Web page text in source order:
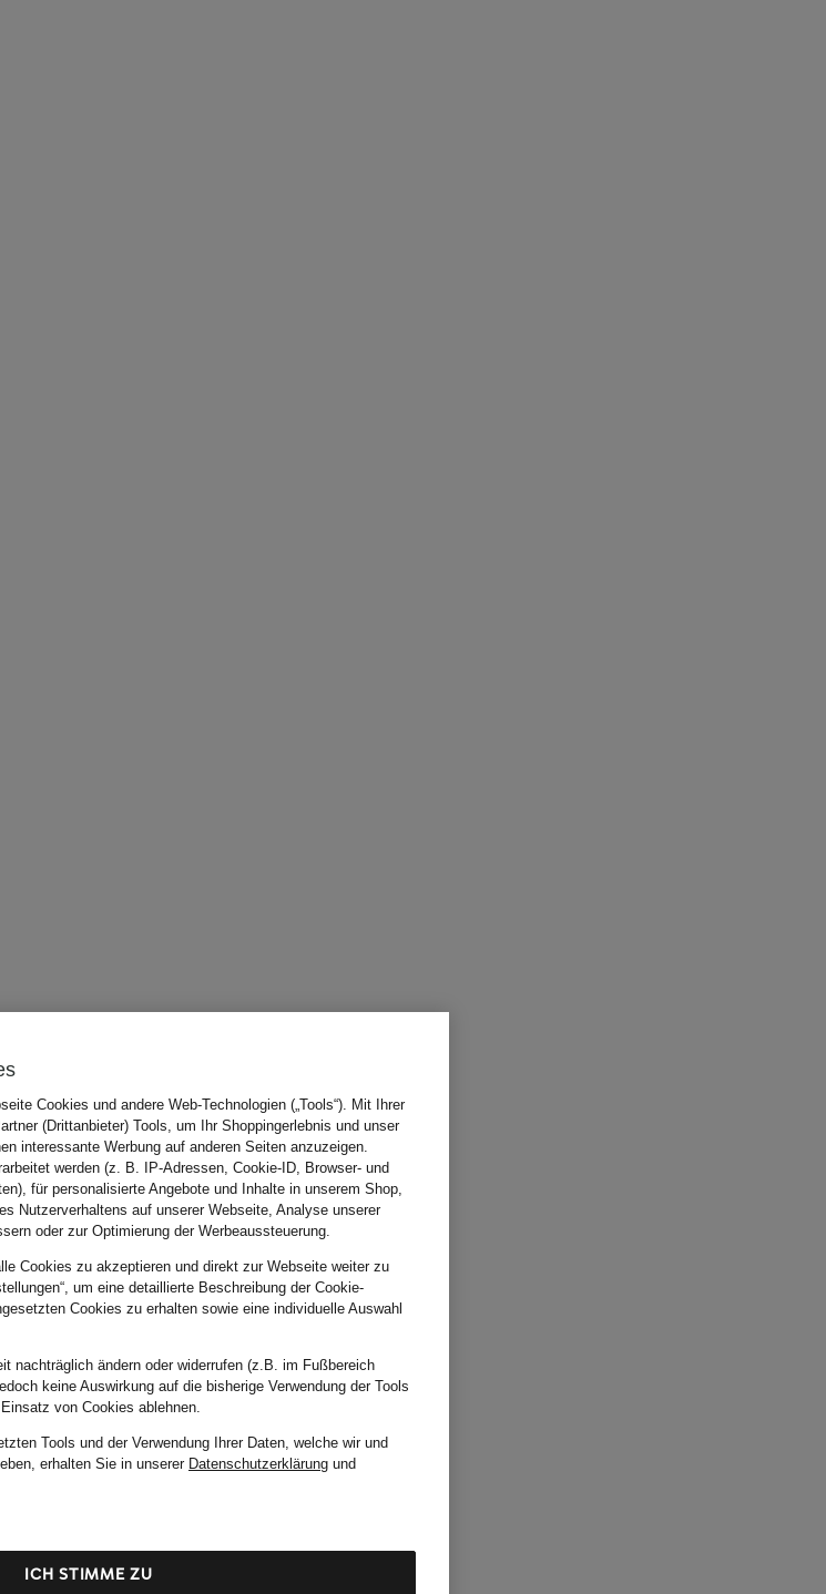
Cookies und andere Web-Technologien („Tools“). Mit Ihrer
(Drittanbieter) Tools, um Ihr Shoppingerlebnis und unser
interessante Werbung auf anderen Seiten anzuzeigen.
werden (z. B. IP-Adressen, Cookie-ID, Browser- und
für personalisierte Angebote und Inhalte in unserem Shop,
Nutzerverhaltens auf unserer Webseite, Analyse unserer
oder zur Optimierung der Werbeaussteuerung.
Cookies zu akzeptieren und direkt zur Webseite weiter zu
um eine detaillierte Beschreibung der Cookie-
Cookies zu erhalten sowie eine individuelle Auswahl
nachträglich ändern oder widerrufen (z.B. im Fußbereich
keine Auswirkung auf die bisherige Verwendung der Tools
von Cookies ablehnen.
Tools und der Verwendung Ihrer Daten, welche wir und
erhalten Sie in unserer Datenschutzerklärung und
ICH STIMME ZU